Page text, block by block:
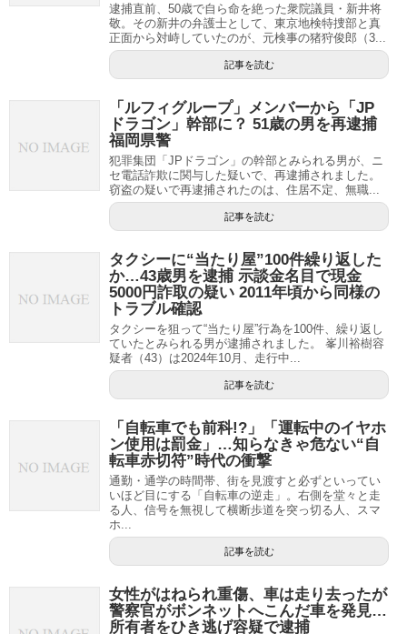
逮捕直前、50歳で自ら命を絶った衆院議員・新井将
敬。その新井の弁護士として、東京地検特捜部と真
正面から対峙していたのが、元検事の猪狩俊郎（3...
記事を読む
「ルフィグループ」メンバーから「JP
ドラゴン」幹部に？ 51歳の男を再逮捕
福岡県警
犯罪集団「JPドラゴン」の幹部とみられる男が、ニ
セ電話詐欺に関与した疑いで、再逮捕されました。
窃盗の疑いで再逮捕されたのは、住居不定、無職...
記事を読む
タクシーに“当たり屋”100件繰り返した
か…43歳男を逮捕 示談金名目で現金
5000円詐取の疑い 2011年頃から同様の
トラブル確認
タクシーを狙って“当たり屋”行為を100件、繰り返し
ていたとみられる男が逮捕されました。 峯川裕樹容
疑者（43）は2024年10月、走行中...
記事を読む
「自転車でも前科!?」「運転中のイヤホ
ン使用は罰金」…知らなきゃ危ない“自
転車赤切符”時代の衝撃
通勤・通学の時間帯、街を見渡すと必ずといってい
いほど目にする「自転車の逆走」。右側を堂々と走
る人、信号を無視して横断歩道を突っ切る人、スマ
ホ...
記事を読む
女性がはねられ重傷、車は走り去ったが
警察官がボンネットへこんだ車を発見…
所有者をひき逃げ容疑で逮捕